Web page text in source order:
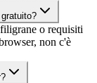
o requisiti
non c'è